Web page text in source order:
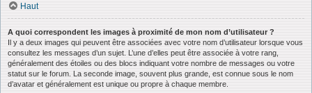
Haut
A quoi correspondent les images à proximité de mon nom d’utilisateur ?
Il y a deux images qui peuvent être associées avec votre nom d’utilisateur lorsque vous
consultez les messages d’un sujet. L’une d’elles peut être associée à votre rang,
généralement des étoiles ou des blocs indiquant votre nombre de messages ou votre
statut sur le forum. La seconde image, souvent plus grande, est connue sous le nom
d’avatar et généralement est unique ou propre à chaque membre.